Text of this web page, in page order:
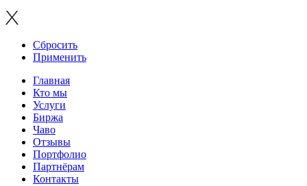
Сбросить
Применить
Главная
Кто мы
Услуги
Биржа
Чаво
Отзывы
Портфолио
Партнёрам
Контакты